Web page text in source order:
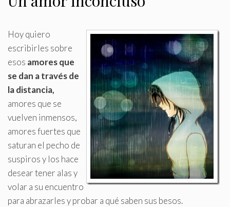
Hoy quiero
escribirles sobre
esos amores que
se dan a través de
la distancia,
amores que se
vuelven inmensos,
amores fuertes que
saturan el pecho de
suspiros y los hace
desear tener alas y
volar a su encuentro
para abrazarles y probar a qué saben sus besos.